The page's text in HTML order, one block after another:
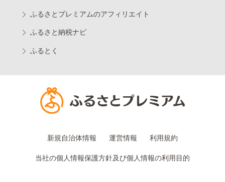
ふるさとプレミアムのアフィリエイト
ふるさと納税ナビ
ふるとく
新規自治体情報 運営情報 利用規約
当社の個人情報保護方針及び個人情報の利用目的